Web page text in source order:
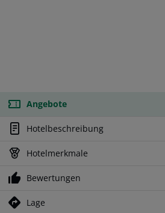
Angebote
Hotelbeschreibung
Hotelmerkmale
Bewertungen
Lage